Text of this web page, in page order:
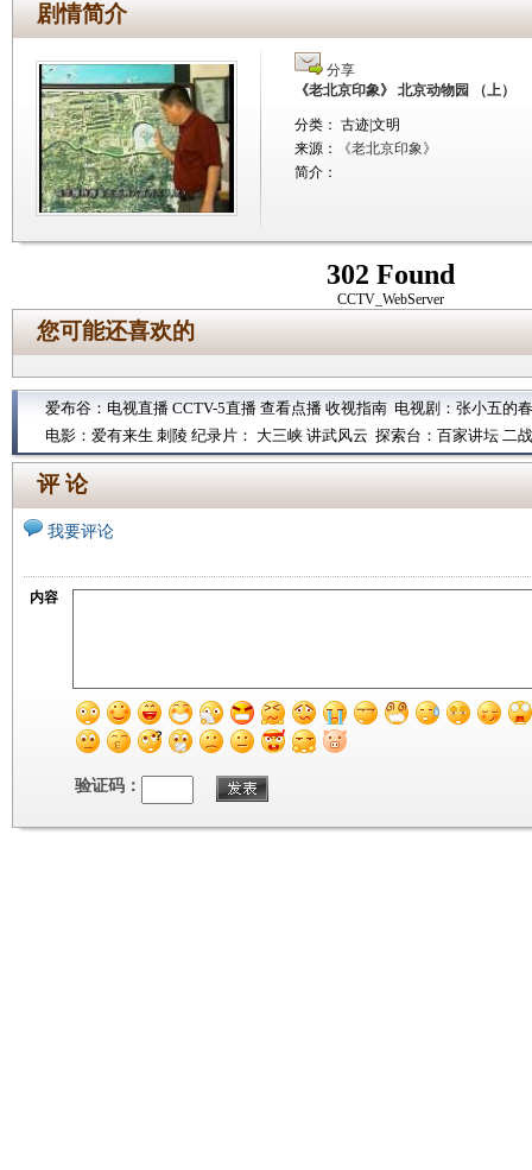
剧情简介
分享
《老北京印象》 北京动物园 （上）
分类： 古迹|文明
来源：
《老北京印象》
简介：
302 Found
CCTV_WebServer
您可能还喜欢的
爱布谷： 电视直播 CCTV-5直播 查看点播 收视指南 电视剧： 张小五的
电影： 爱有来生 刺陵 纪录片： 大三峡 讲武风云 探索台： 百家讲坛 二
评 论
我要评论
内容
验证码：